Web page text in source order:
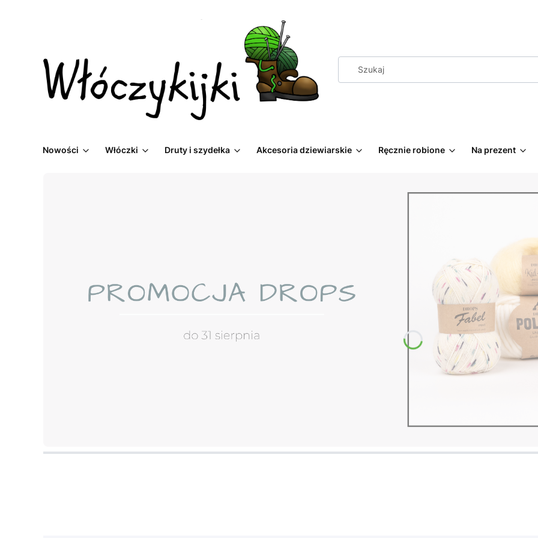
Nowości Włóczki Druty i szydełka Akcesoria dziewiarskie Ręcznie robione Na prezent
Naciśnij Enter lub spację, aby otworzyć stronę.